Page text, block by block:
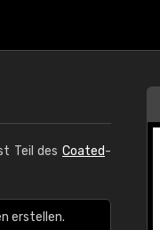
Teil desCoated-
erstellen.